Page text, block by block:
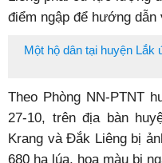
điểm ngập để hướng
Một hộ dân tại huyện
Theo Phòng NN-PTNT
27-10, trên địa bàn
Krang và Đắk Liêng bị
680 ha lúa, hoa màu bị